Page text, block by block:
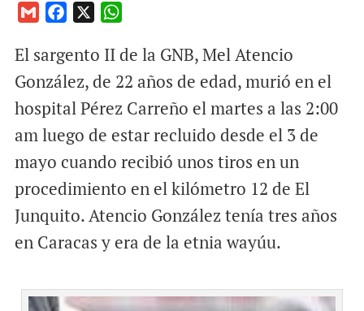
a
i
c
e
o
o
k
a
t
A
p
p
El sargento II de la GNB, Mel Atencio
González, de 22 años de edad, murió en el
hospital Pérez Carreño el martes a las 2:00
am luego de estar recluido desde el 3 de
mayo cuando recibió unos tiros en un
procedimiento en el kilómetro 12 de El
Junquito. Atencio González tenía tres años
en Caracas y era de la etnia wayúu.